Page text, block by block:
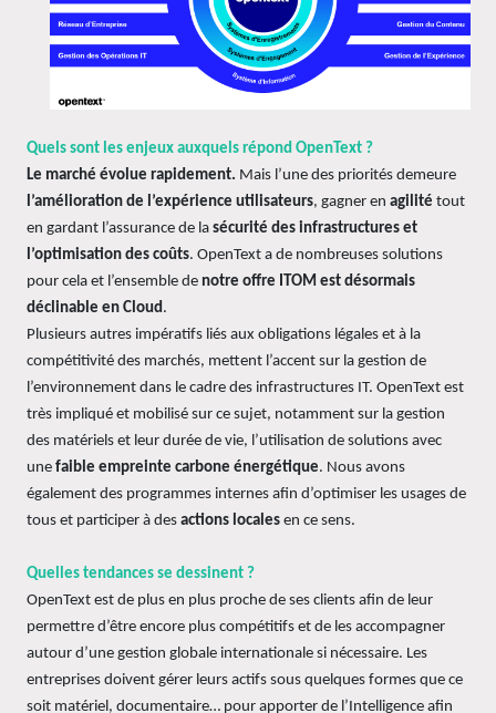
Quels sont les enjeux auxquels répond OpenText ?
Le marché évolue rapidement. Mais l’une des priorités demeure
l’amélioration de l’expérience utilisateurs, gagner en agilité tout
en gardant l’assurance de la sécurité des infrastructures et
l’optimisation des coûts. OpenText a de nombreuses solutions
pour cela et l’ensemble de notre offre ITOM est désormais
déclinable en Cloud .
Plusieurs autres impératifs liés aux obligations légales et à la
compétitivité des marchés, mettent l’accent sur la gestion de
l’environnement dans le cadre des infrastructures IT. OpenText est
très impliqué et mobilisé sur ce sujet, notamment sur la gestion
des matériels et leur durée de vie, l’utilisation de solutions avec
une faible empreinte carbone énergétique. Nous avons
également des programmes internes afin d’optimiser les usages de
tous et participer à des actions locales en ce sens.
Quelles tendances se dessinent ?
OpenText est de plus en plus proche de ses clients afin de leur
permettre d’être encore plus compétitifs et de les accompagner
autour d’une gestion globale internationale si nécessaire. Les
entreprises doivent gérer leurs actifs sous quelques formes que ce
soit matériel, documentaire… pour apporter de l’Intelligence afin